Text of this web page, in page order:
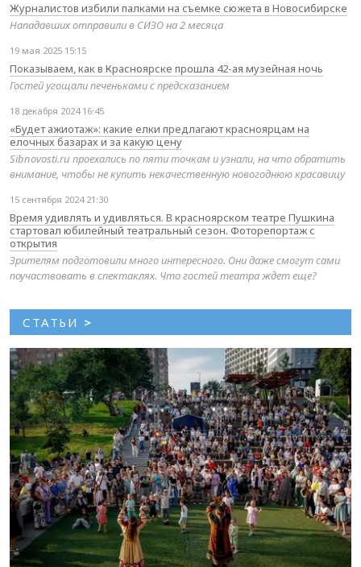
Журналистов избили палками на съемке сюжета в Новосибирске
Нападавших отправили в СИЗО на 2 месяца
19 мая 2025 15:15
Показываем, как в Красноярске прошла 42-ая музейная ночь
Гостей угощали печеньками с предсказанием
18 декабря 2024 16:45
«Будет ажиотаж»: какие елки предлагают красноярцам на
елочных базарах и за какую цену
Sibnovosti.ru проехались по пяти точкам и узнали, на что обратить
внимание, чтобы не купить некачественную новогоднюю красавицу
15 сентября 2024 21:30
Время удивлять и удивляться. В красноярском театре Пушкина
стартовал юбилейный театральный сезон. Фоторепортаж с
открытия
Зрителям подготовили много интересного. Они даже смогут сами
поучаствовать в спектаклях. Что гостей театра ждет еще?
СТАТЬИ >